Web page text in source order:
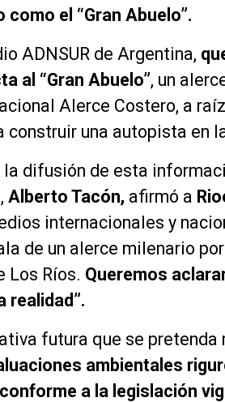
el “Gran Abuelo”.
ADNSUR de Argentina,
al “Gran Abuelo”, un
Alerce Costero, a
una autopista en
difusión de esta
Alberto Tacón, afirmó a
internacionales y
de un alerce milenario
Los Ríos. Queremos
realidad”.
futura que se pretenda
ambientales
a la legislación